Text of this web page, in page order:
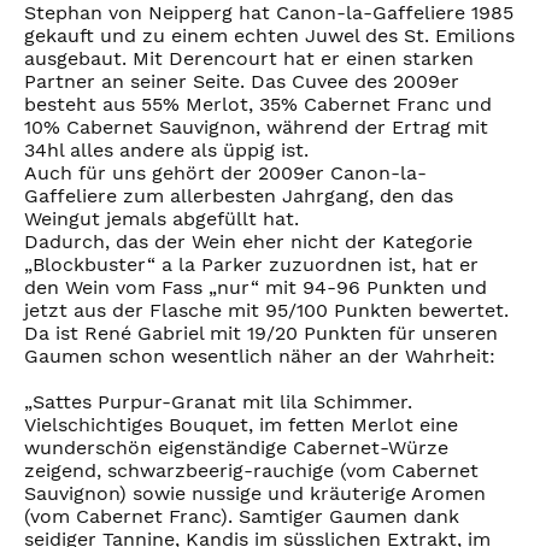
Stephan von Neipperg hat Canon-la-Gaffeliere 1985
gekauft und zu einem echten Juwel des St. Emilions
ausgebaut. Mit Derencourt hat er einen starken
Partner an seiner Seite. Das Cuvee des 2009er
besteht aus 55% Merlot, 35% Cabernet Franc und
10% Cabernet Sauvignon, während der Ertrag mit
34hl alles andere als üppig ist.
Auch für uns gehört der 2009er Canon-la-
Gaffeliere zum allerbesten Jahrgang, den das
Weingut jemals abgefüllt hat.
Dadurch, das der Wein eher nicht der Kategorie
„Blockbuster“ a la Parker zuzuordnen ist, hat er
den Wein vom Fass „nur“ mit 94-96 Punkten und
jetzt aus der Flasche mit 95/100 Punkten bewertet.
Da ist René Gabriel mit 19/20 Punkten für unseren
Gaumen schon wesentlich näher an der Wahrheit:
„Sattes Purpur-Granat mit lila Schimmer.
Vielschichtiges Bouquet, im fetten Merlot eine
wunderschön eigenständige Cabernet-Würze
zeigend, schwarzbeerig-rauchige (vom Cabernet
Sauvignon) sowie nussige und kräuterige Aromen
(vom Cabernet Franc). Samtiger Gaumen dank
seidiger Tannine, Kandis im süsslichen Extrakt, im